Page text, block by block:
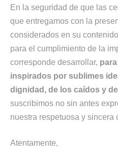
En la seguridad de que las
que entregamos con la
considerados en su
para el cumplimiento de la
corresponde desarrollar,
inspirados por sublimes
dignidad, de los caídos y
suscribimos no sin antes
nuestra respetuosa y sincera
Atentamente,